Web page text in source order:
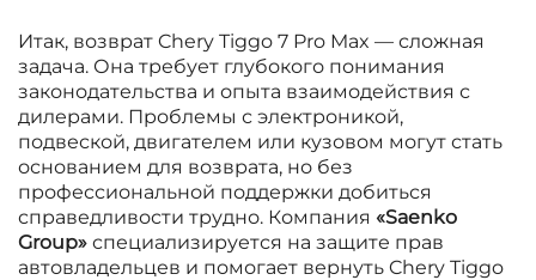
Итак, возврат Chery Tiggo 7 Pro Max — сложная
задача. Она требует глубокого понимания
законодательства и опыта взаимодействия с
дилерами. Проблемы с электроникой,
подвеской, двигателем или кузовом могут стать
основанием для возврата, но без
профессиональной поддержки добиться
справедливости трудно. Компания «Saenko
Group» специализируется на защите прав
автовладельцев и помогает вернуть Chery Tiggo